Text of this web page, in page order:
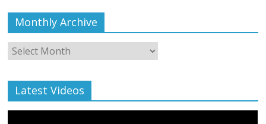
Monthly Archive
Monthly
Archive
Latest Videos